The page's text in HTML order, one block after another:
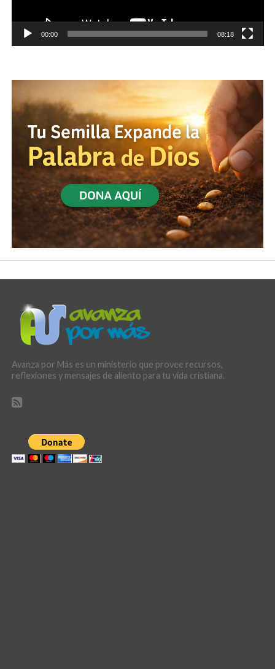
00:00 08:18
Avanza por Más es un ministerio que provee recursos,
reflexiones y mensajes de aliento para tu vida cristiana.